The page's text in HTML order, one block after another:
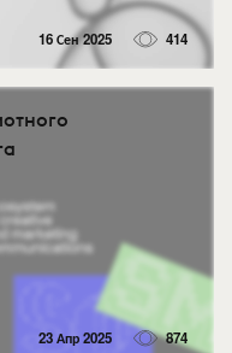
16 Сен 2025 414
23 Апр 2025 874